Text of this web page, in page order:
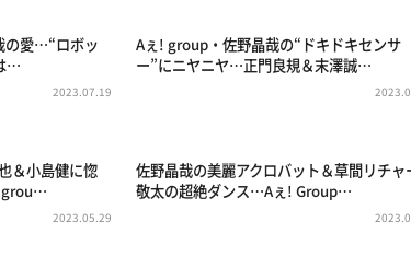
の愛…“ロボッ
…
2023.07.19
Aぇ! group・佐野晶哉の“ドキドキセンサ
ー”にニヤニヤ…正門良規＆末澤誠…
＆小島健に惚
grou…
2023.05.29
佐野晶哉の美麗アクロバット＆草間リチャ
敬太の超絶ダンス…Aぇ! Group…